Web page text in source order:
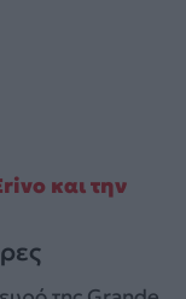
και την